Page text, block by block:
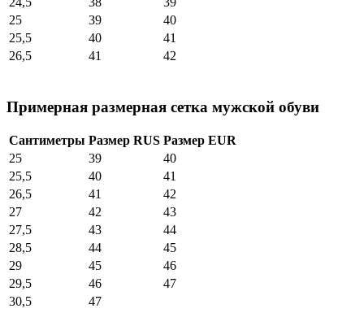
25
39
40
25,5
40
41
26,5
41 42
Примерная размерная сетка мужской обуви
Сантиметры Размер RUS Размер EUR
25
39
40
25,5
40
41
26,5
41
42
27
42
43
27,5
43
44
28,5
44
45
29
45
46
29,5
46
47
30,5
47